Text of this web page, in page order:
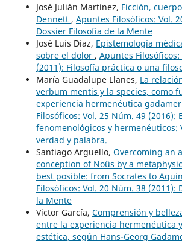
José Julián Martínez, Ficción,
Dennett , Apuntes Filosóficos: Vol.
Dossier Filosofía de la Mente
José Luis Díaz, Epistemología
sobre el dolor , Apuntes
(2011): Filosofía práctica o una
María Guadalupe Llanes, La
verbum mentis y la species, como
experiencia hermenéutica
Filosóficos: Vol. 25 Núm. 49 (2016):
fenomenológicos y hermenéuticos:
verdad y palabra.
Santiago Arguello, Overcoming an
conception of Noûs by a
best posible: from Socrates to
Filosóficos: Vol. 20 Núm. 38 (2011):
la Mente
Victor García, Comprensión y
entre la experiencia hermenéutica
estética, según Hans-Georg